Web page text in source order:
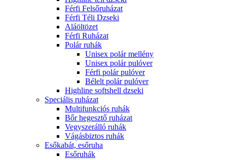
Férfi Felsőruházat
Férfi Téli Dzseki
Aláöltözet
Férfi Ruházat
Polár ruhák
Unisex polár mellény
Unisex polár pulóver
Férfi polár pulóver
Bélelt polár pulóver
Highline softshell dzseki
Speciális ruházat
Multifunkciós ruhák
Bőr hegesztő ruházat
Vegyszerálló ruhák
Vágásbiztos ruhák
Esőkabát, esőruha
Esőruhák